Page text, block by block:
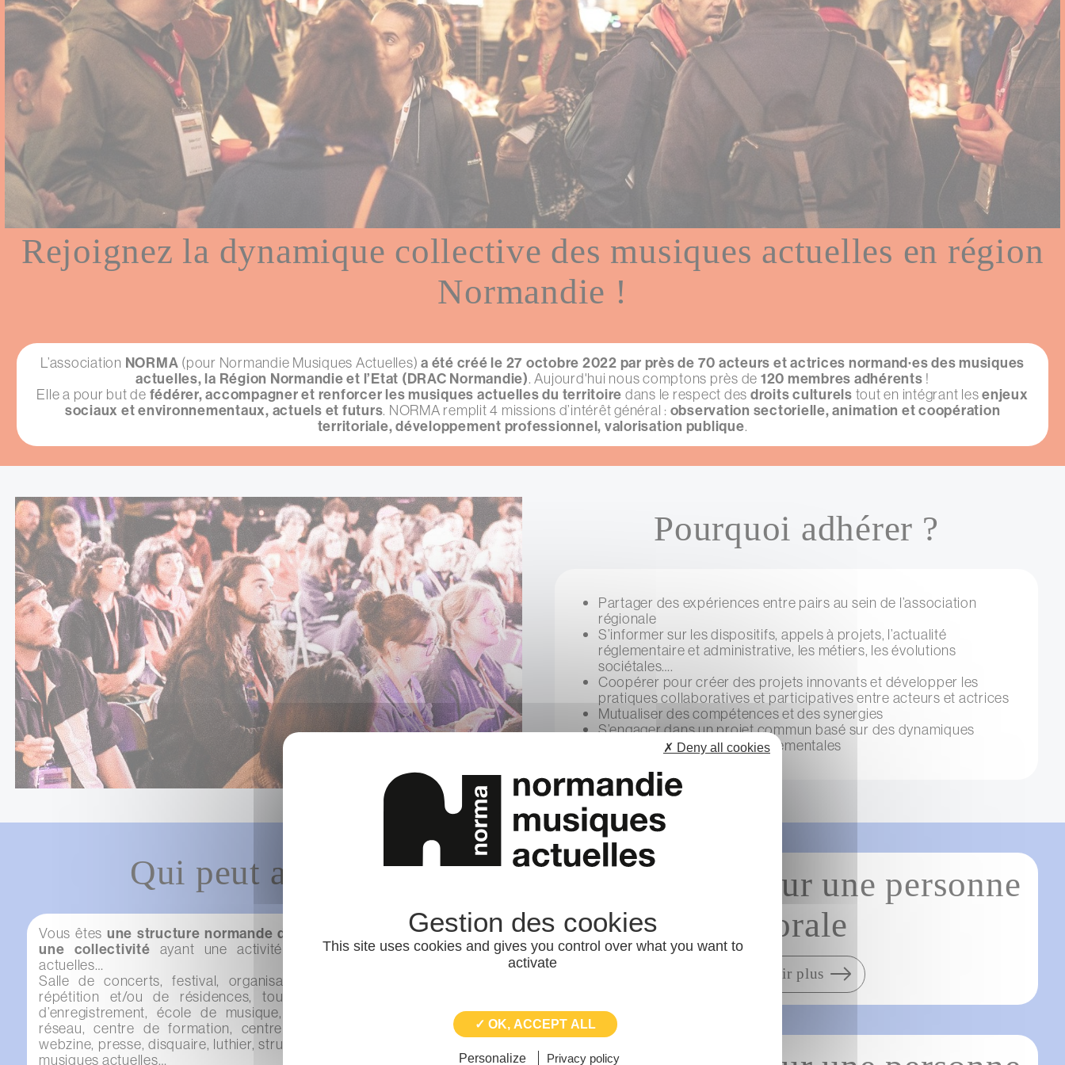
Rejoignez la dynamique collective des musiques actuelles en région
Normandie !
L’association NORMA (pour Normandie Musiques Actuelles) a été créé le 27 octobre 2022 par près de 70 acteurs et actrices normand·es des musiques
actuelles, la Région Normandie et l’Etat (DRAC Normandie). Aujourd'hui nous comptons près de 120 membres adhérents !
Elle a pour but de fédérer, accompagner et renforcer les musiques actuelles du territoire dans le respect des droits culturels tout en intégrant lesenjeux
sociaux et environnementaux, actuels et futurs. NORMA remplit 4 missions d’intérêt général : observation sectorielle, animation et coopération
territoriale, développement professionnel, valorisation publique.
Pourquoi adhérer ?
Partager des expériences entre pairs au sein de l’association
régionale
S’informer sur les dispositifs, appels à projets, l’actualité
réglementaire et administrative, les métiers, les évolutions
sociétales….
Coopérer pour créer des projets innovants et développer les
pratiques collaboratives et participatives entre acteurs et actrices
Mutualiser des compétences et des synergies
S’engager dans un projet commun basé sur des dynamiques
sociales, solidaires, environnementales
Qui peut adhérer ?
Vous êtes une structure normande de droit privé, de droit public ou
une collectivité ayant une activité dans le champ des musiques
actuelles…
Salle de concerts, festival, organisateur·trice sans lieu fixe, lieu de
répétition et/ou de résidences, tourneur·se, label, manager, studio
d’enregistrement, école de musique, médiation et action culturelles,
réseau, centre de formation, centre de ressources, radio musicale,
webzine, presse, disquaire, luthier, structure de collecte et archivage des
musiques actuelles…
L'adhésion pour une personne
morale
en savoir plus
This site uses cookies and gives you control over what you want to
activate
✓ OK, ACCEPT ALL
✗ Deny all cookies
Personalize Privacy policy